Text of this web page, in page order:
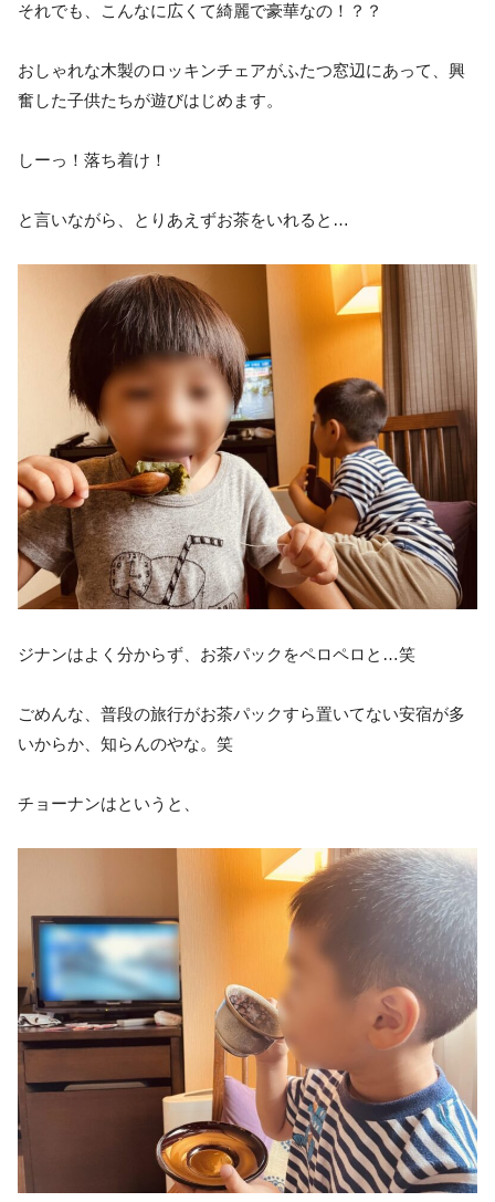
それでも、こんなに広くて綺麗で豪華なの！？？
おしゃれな木製のロッキンチェアがふたつ窓辺にあって、興
奮した子供たちが遊びはじめます。
しーっ！落ち着け！
と言いながら、とりあえずお茶をいれると…
ジナンはよく分からず、お茶パックをペロペロと…笑
ごめんな、普段の旅行がお茶パックすら置いてない安宿が多
いからか、知らんのやな。笑
チョーナンはというと、